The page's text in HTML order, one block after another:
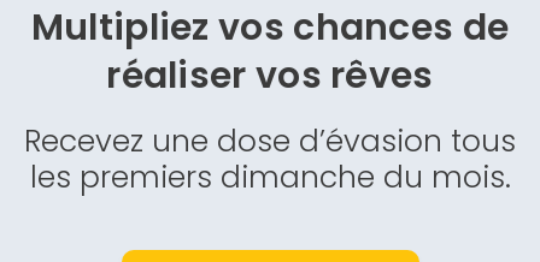
Multipliez vos chances de
réaliser vos rêves
Recevez une dose d’évasion tous
les premiers dimanche du mois.